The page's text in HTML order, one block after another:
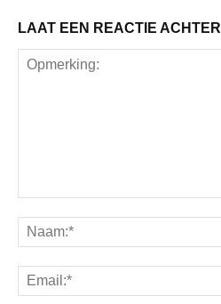
LAAT EEN REACTIE ACHTER